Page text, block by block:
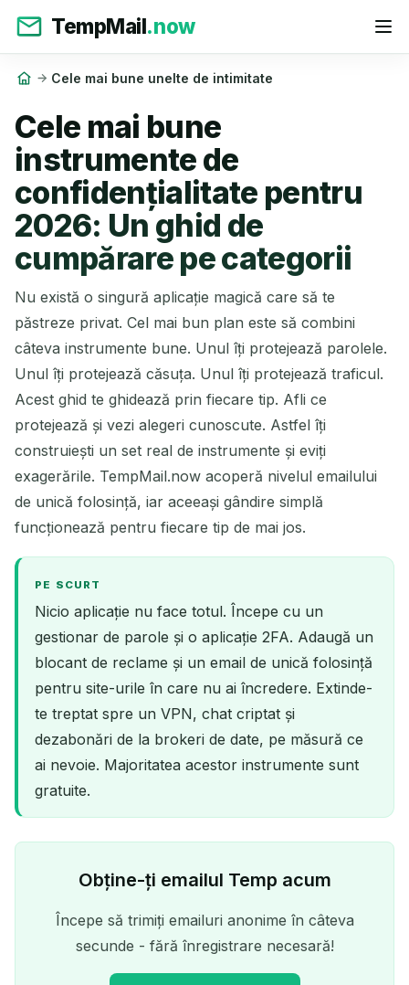
TempMail.now
Cele mai bune unelte de intimitate
Cele mai bune
instrumente de
confidențialitate pentru
2026: Un ghid de
cumpărare pe categorii
Nu există o singură aplicație magică care să te
păstreze privat. Cel mai bun plan este să combini
câteva instrumente bune. Unul îți protejează parolele.
Unul îți protejează căsuța. Unul îți protejează traficul.
Acest ghid te ghidează prin fiecare tip. Afli ce
protejează și vezi alegeri cunoscute. Astfel îți
construiești un set real de instrumente și eviți
exagerările. TempMail.now acoperă nivelul emailului
de unică folosință, iar aceeași gândire simplă
funcționează pentru fiecare tip de mai jos.
PE SCURT
Nicio aplicație nu face totul. Începe cu un
gestionar de parole și o aplicație 2FA. Adaugă un
blocant de reclame și un email de unică folosință
pentru site-urile în care nu ai încredere. Extinde-
te treptat spre un VPN, chat criptat și
dezabonări de la brokeri de date, pe măsură ce
ai nevoie. Majoritatea acestor instrumente sunt
gratuite.
Obține-ți emailul Temp acum
Începe să trimiți emailuri anonime în câteva
secunde - fără înregistrare necesară!